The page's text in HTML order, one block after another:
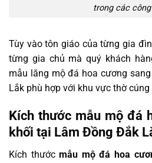
trong các
Tùy vào tôn giáo của từng gia
từng gia chủ mà quý khách
mẫu lăng mộ đá hoa cương
Lắk phù hợp với khu vực thờ cúng
Kích thước mẫu mộ đá
khối tại Lâm Đồng Đắk
Kích thướcmẫu mộ đá hoa